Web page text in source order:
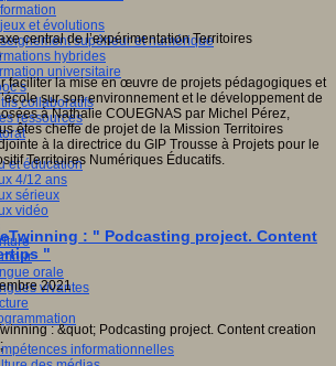
et évolutions
supérieur et numérique
hybrides
universitaire
collaboratifs
ressources
et éducation
4/12 ans
sérieux
vidéo
orale
vivantes
informationnelles
faciliter la mise en œuvre de projets pédagogiques et
sur son environnement et le développement de
à Nathalie COUEGNAS par Michel Pérez,
êtes cheffe de projet de la Mission Territoires
à la directrice du GIP Trousse à Projets pour le
Territoires Numériques Éducatifs.
: " Podcasting project. Content
"
2021